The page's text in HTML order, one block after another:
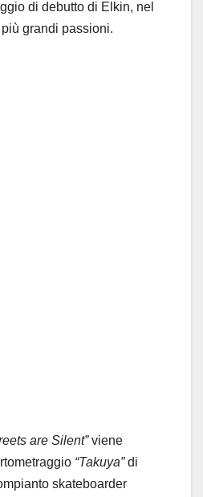
di debutto di Elkin, nel
grandi passioni.
are Silent”viene
“Takuya”di
skateboarder